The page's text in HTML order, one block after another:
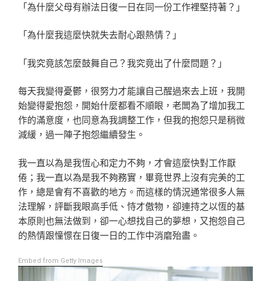
「為什麼父母有辦法日復一日在同一份工作裡堅持著？」
「為什麼我這麼快就失去耐心跟熱情？」
「我究竟該怎麼鼓舞自己？我究竟出了什麼問題？」
每天我變得憂鬱，很努力才能讓自己醒過來去上班，我開
始變得愛抱怨，開始什麼都看不順眼，老闆為了增加我工
作的滿意度，也同意為我調整工作，但我的抱怨只是稍微
減緩，過一陣子抱怨繼續發生。
我一直以為是我恆心和定力不夠，才會這麼快對工作厭
倦；我一直以為是我不夠務實，畢竟世界上沒有完美的工
作，總是會有不喜歡的地方。而這樣的情況通常很多人無
法理解，評斷我眼高手低、恃才傲物，卻連持之以恆的基
本原則也無法做到，卻一心想找自己的夢想，又抱怨自己
的熱情跟憧憬在日復一日的工作中消磨殆盡。
Embed from Getty Images